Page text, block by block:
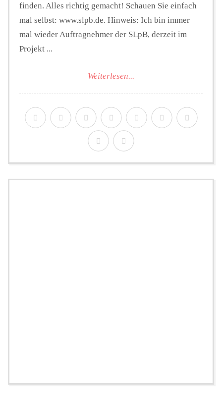
Unterstützen
finden. Alles richtig gemacht! Schauen Sie einfach
mal selbst: www.slpb.de. Hinweis: Ich bin immer
mal wieder Auftragnehmer der SLpB, derzeit im
Projekt ...
Weiterlesen...